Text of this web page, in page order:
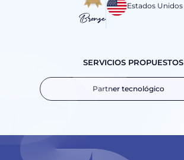
Bronze
Estados Unidos
SERVICIOS PROPUESTOS
Partner tecnológico